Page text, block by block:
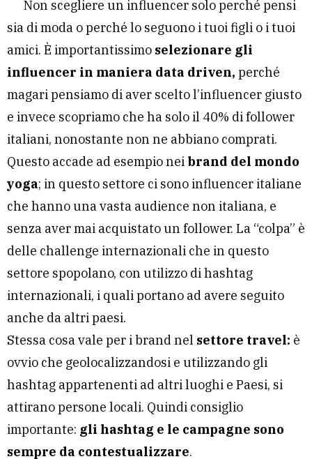
Non scegliere un influencer solo perché pensi
sia di moda o perché lo seguono i tuoi figli o i tuoi
amici. È importantissimo selezionare gli
influencer in maniera data driven, perché
magari pensiamo di aver scelto l’influencer giusto
e invece scopriamo che ha solo il 40% di follower
italiani, nonostante non ne abbiano comprati.
Questo accade ad esempio nei brand del mondo
yoga; in questo settore ci sono influencer italiane
che hanno una vasta audience non italiana, e
senza aver mai acquistato un follower. La “colpa” è
delle challenge internazionali che in questo
settore spopolano, con utilizzo di hashtag
internazionali, i quali portano ad avere seguito
anche da altri paesi.
Stessa cosa vale per i brand nel settore travel: è
ovvio che geolocalizzandosi e utilizzando gli
hashtag appartenenti ad altri luoghi e Paesi, si
attirano persone locali. Quindi consiglio
importante: gli hashtag e le campagne sono
sempre da contestualizzare.